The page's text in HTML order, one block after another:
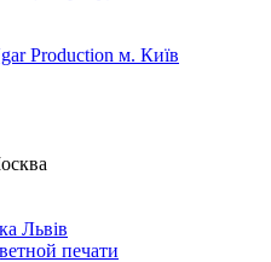
Production м. Київ
Львів
печати